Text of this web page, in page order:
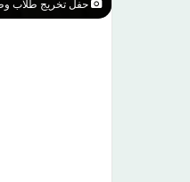
حفل تخريج طلاب